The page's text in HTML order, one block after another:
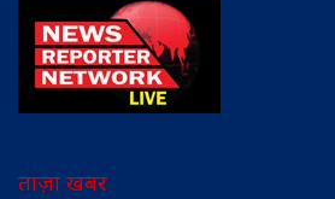
ताज़ा खबर